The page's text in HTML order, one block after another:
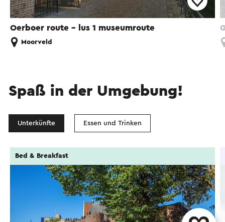
Oerboer route – lus 1 museumroute
Moorveld
Spaß in der Umgebung!
Unterkünfte Essen und Trinken
Bed & Breakfast